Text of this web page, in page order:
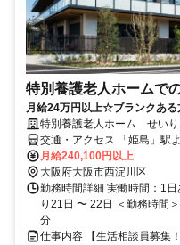
特別養護老人ホームで
月給24万円以上☆ブランクあ
特別養護老人ホーム せいり
交通・アクセス 「姫島」駅
月給240,100円以上
大阪府大阪市西淀川区
勤務時間詳細 実働時間：1
り21日 〜 22日 ＜勤務時間
分
仕事内容 【生活相談員募集